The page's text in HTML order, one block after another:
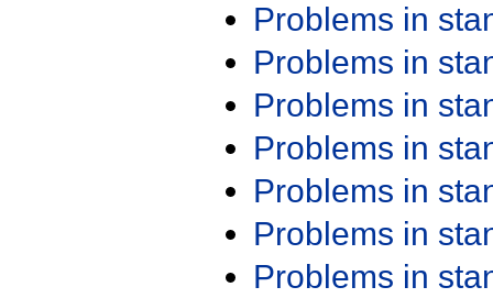
Problems in
Problems in
Problems in
Problems in
Problems in
Problems in
Problems in